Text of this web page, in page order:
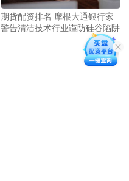
期货配资排名 摩根大通银行家
警告清洁技术行业谨防硅谷陷阱